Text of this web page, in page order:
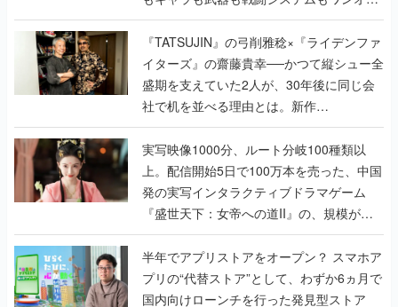
で作り込まれた理由を両ディレクターに聞
く
『TATSUJIN』の弓削雅稔×『ライデンファ
イターズ』の齋藤貴幸──かつて縦シュー全
盛期を支えていた2人が、30年後に同じ会
社で机を並べる理由とは。新作
『TATSUJIN EXTREME』で初タッグを組
んだレジェンド2人に訊く開発秘話
実写映像1000分、ルート分岐100種類以
上。配信開始5日で100万本を売った、中国
発の実写インタラクティブドラマゲーム
『盛世天下：女帝への道II』の、規模が違
うこだわりをプロデューサーに聞いた
半年でアプリストアをオープン？ スマホア
プリの“代替ストア”として、わずか6ヵ月で
国内向けローンチを行った発見型ストア